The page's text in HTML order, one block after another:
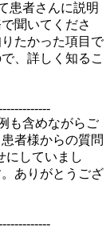
患者さんに説明
聞いてくださ
たかった項目で
、詳しく知るこ
も含めながらご
者様からの質問
にしていまし
ありがとうござ